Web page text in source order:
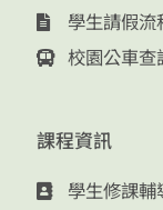
學生請假流
校園公車查
課程資訊
學生修課輔